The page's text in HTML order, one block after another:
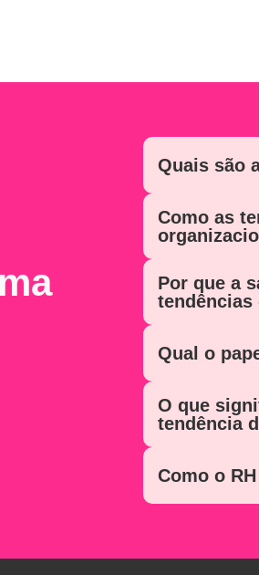
Quais são
Como as
Por que a
tendências
Qual o
O que
tendência
Como o